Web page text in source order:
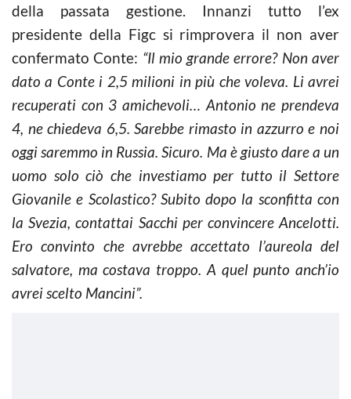
della passata gestione. Innanzi tutto l’ex
presidente della Figc si rimprovera il non aver
confermato Conte: “Il mio grande errore? Non aver
dato a Conte i 2,5 milioni in più che voleva. Li avrei
recuperati con 3 amichevoli… Antonio ne prendeva
4, ne chiedeva 6,5. Sarebbe rimasto in azzurro e noi
oggi saremmo in Russia. Sicuro. Ma è giusto dare a un
uomo solo ciò che investiamo per tutto il Settore
Giovanile e Scolastico? Subito dopo la sconfitta con
la Svezia, contattai Sacchi per convincere Ancelotti.
Ero convinto che avrebbe accettato l’aureola del
salvatore, ma costava troppo. A quel punto anch’io
avrei scelto Mancini”.